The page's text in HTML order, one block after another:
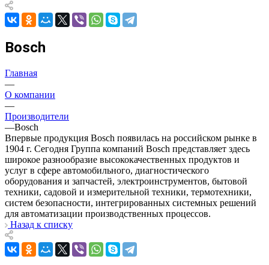
Bosch
Главная
—
О компании
—
Производители
—Bosch
Впервые продукция Bosch появилась на российском рынке в
1904 г. Сегодня Группа компаний Bosch представляет здесь
широкое разнообразие высококачественных продуктов и
услуг в сфере автомобильного, диагностического
оборудования и запчастей, электроинструментов, бытовой
техники, садовой и измерительной техники, термотехники,
систем безопасности, интегрированных системных решений
для автоматизации производственных процессов.
Назад к списку